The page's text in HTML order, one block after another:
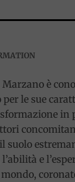
è
le sue
in
suolo
e